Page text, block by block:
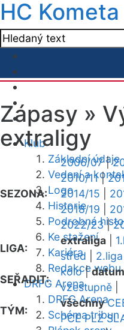
HC
Klub
Základní údaje
Vedení a
Logo
Historie
Podrobná
Ke stažení
Kariéra
Redakce webu
DRFG Arena
DRFG Arena
Schéma tribun
Zápasy »
extraligy
SEZONA:
2006/07|
2010/11|
2014/15
2018/19
2022/23|
LIGA:
extraliga
střed
SEŘADIT:
kolo|datum
vzestupně
TÝM:
všechny
PCE PLZ